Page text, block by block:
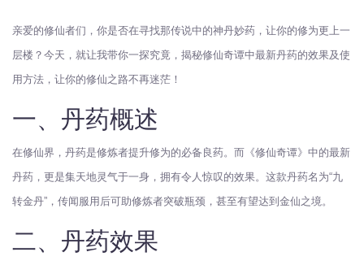
亲爱的修仙者们，你是否在寻找那传说中的神丹妙药，让你的修为更上一
层楼？今天，就让我带你一探究竟，揭秘修仙奇谭中最新丹药的效果及使
用方法，让你的修仙之路不再迷茫！
一、丹药概述
在修仙界，丹药是修炼者提升修为的必备良药。而《修仙奇谭》中的最新
丹药，更是集天地灵气于一身，拥有令人惊叹的效果。这款丹药名为“九
转金丹”，传闻服用后可助修炼者突破瓶颈，甚至有望达到金仙之境。
二、丹药效果